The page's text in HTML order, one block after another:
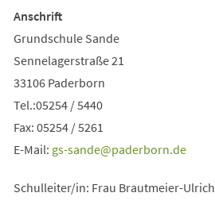
Anschrift
Grundschule Sande
Sennelagerstraße 21
33106 Paderborn
Tel.:05254 / 5440
Fax: 05254 / 5261
E-Mail: gs-sande paderborn de
Schulleiter/in: Frau Brautmeier-Ulrich